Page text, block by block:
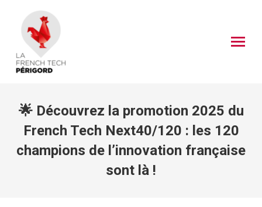
🌟 Découvrez la promotion 2025 du
French Tech Next40/120 : les 120
champions de l’innovation française
sont là !